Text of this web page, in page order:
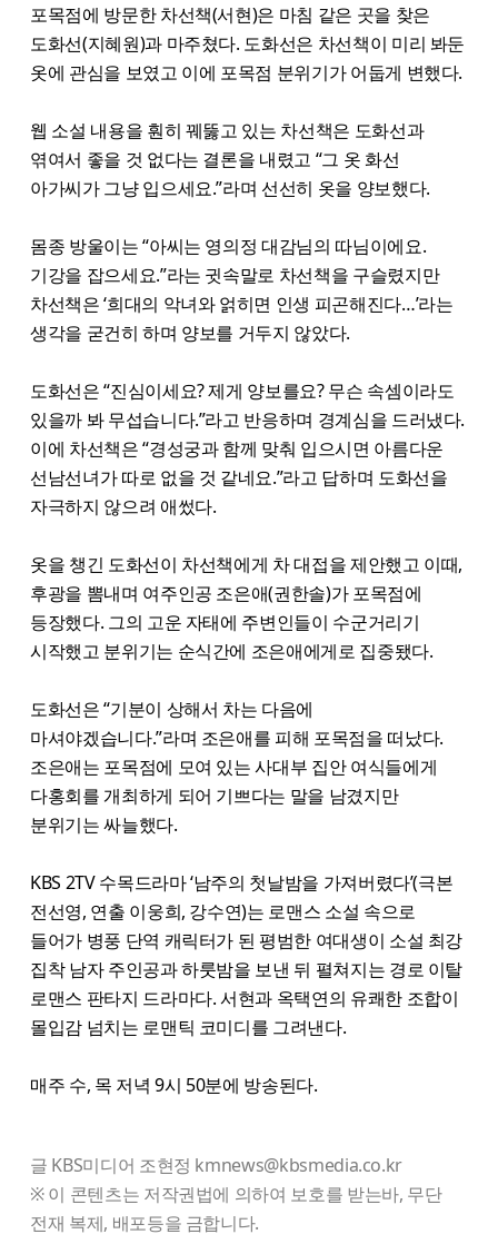
포목점에 방문한 차선책(서현)은 마침 같은 곳을 찾은
도화선(지혜원)과 마주쳤다. 도화선은 차선책이 미리 봐둔
옷에 관심을 보였고 이에 포목점 분위기가 어둡게 변했다.
웹 소설 내용을 훤히 꿰뚫고 있는 차선책은 도화선과
엮여서 좋을 것 없다는 결론을 내렸고 “그 옷 화선
아가씨가 그냥 입으세요.”라며 선선히 옷을 양보했다.
몸종 방울이는 “아씨는 영의정 대감님의 따님이에요.
기강을 잡으세요.”라는 귓속말로 차선책을 구슬렸지만
차선책은 ‘희대의 악녀와 얽히면 인생 피곤해진다…’라는
생각을 굳건히 하며 양보를 거두지 않았다.
도화선은 “진심이세요? 제게 양보를요? 무슨 속셈이라도
있을까 봐 무섭습니다.”라고 반응하며 경계심을 드러냈다.
이에 차선책은 “경성궁과 함께 맞춰 입으시면 아름다운
선남선녀가 따로 없을 것 같네요.”라고 답하며 도화선을
자극하지 않으려 애썼다.
옷을 챙긴 도화선이 차선책에게 차 대접을 제안했고 이때,
후광을 뽐내며 여주인공 조은애(권한솔)가 포목점에
등장했다. 그의 고운 자태에 주변인들이 수군거리기
시작했고 분위기는 순식간에 조은애에게로 집중됐다.
도화선은 “기분이 상해서 차는 다음에
마셔야겠습니다.”라며 조은애를 피해 포목점을 떠났다.
조은애는 포목점에 모여 있는 사대부 집안 여식들에게
다홍회를 개최하게 되어 기쁘다는 말을 남겼지만
분위기는 싸늘했다.
KBS 2TV 수목드라마 ‘남주의 첫날밤을 가져버렸다’(극본
전선영, 연출 이웅희, 강수연)는 로맨스 소설 속으로
들어가 병풍 단역 캐릭터가 된 평범한 여대생이 소설 최강
집착 남자 주인공과 하룻밤을 보낸 뒤 펼쳐지는 경로 이탈
로맨스 판타지 드라마다. 서현과 옥택연의 유쾌한 조합이
몰입감 넘치는 로맨틱 코미디를 그려낸다.
매주 수, 목 저녁 9시 50분에 방송된다.
글 KBS미디어 조현정 kmnews@kbsmedia.co.kr
※ 이 콘텐츠는 저작권법에 의하여 보호를 받는바, 무단
전재 복제, 배포등을 금합니다.